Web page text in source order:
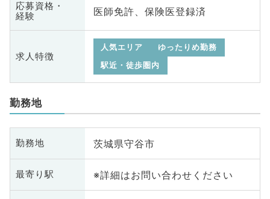
応募資格・
経験
医師免許、保険医登録済
求人特徴
人気エリア
ゆったりめ勤務
駅近・徒歩圏内
勤務地
勤務地 茨城県守谷市
最寄り駅 ※詳細はお問い合わせください